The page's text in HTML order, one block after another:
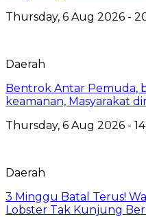
Thursday, 6 Aug 2026 -
Daerah
Bentrok Antar Pemuda,
keamanan, Masyarakat
Thursday, 6 Aug 2026 -
Daerah
3 Minggu Batal Terus!
Lobster Tak Kunjung